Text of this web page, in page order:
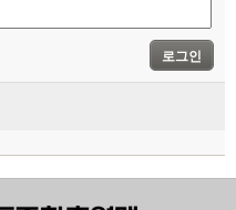
로그인